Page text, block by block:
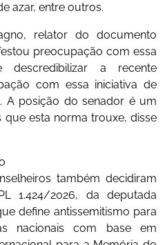
azar, entre outros.
relator do documento
preocupação com essa
a recente
com essa iniciativa de
A posição do senador é um
esta norma trouxe, disse
também decidiram
1.424/2026, da deputada
define antissemitismo para
nacionais com base em